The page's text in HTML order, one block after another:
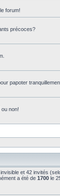
forum!
précoces?
papoter
non!
et 42 invités
a été de 1700 le